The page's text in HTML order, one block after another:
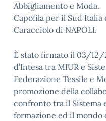
Abbigliamento e Moda.
Capofila per il Sud Italia
Caracciolo di NAPOLI.
È stato firmato il 03/12/
d’Intesa tra MIUR e
Federazione Tessile e
promozione della
confronto tra il Sistema
formazione ed il mondo